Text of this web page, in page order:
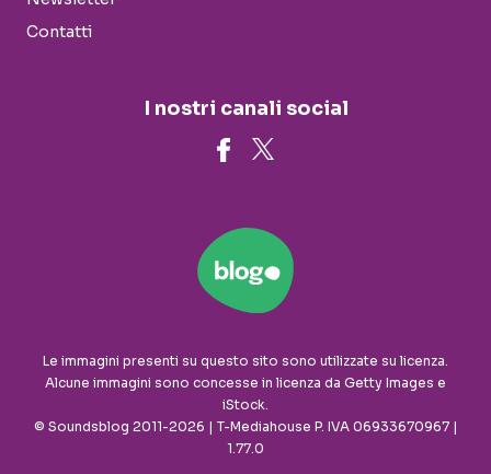
Contatti
I nostri canali social
Le immagini presenti su questo sito sono utilizzate su licenza.
Alcune immagini sono concesse in licenza da Getty Images e
iStock.
© Soundsblog 2011-2026 | T-Mediahouse P. IVA 06933670967 |
1.77.0